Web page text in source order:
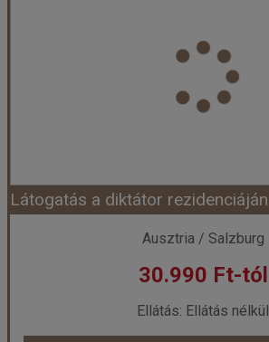
Ausztria / Salzburg
30.990 Ft-tól
Ellátás: Ellátás nélkül